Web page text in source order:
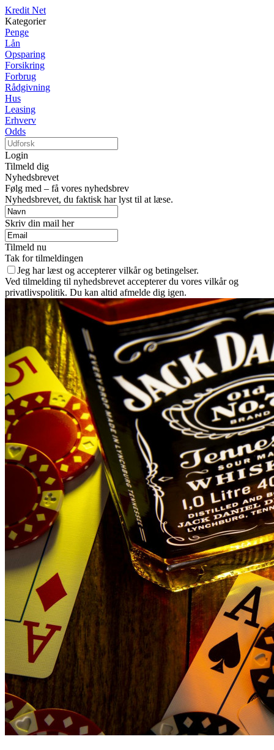
Kredit Net
Kategorier
Penge
Lån
Opsparing
Forsikring
Forbrug
Rådgivning
Hus
Leasing
Erhverv
Odds
Login
Tilmeld dig
Nyhedsbrevet
Følg med – få vores nyhedsbrev
Nyhedsbrevet, du faktisk har lyst til at læse.
Skriv din mail her
Tilmeld nu
Tak for tilmeldingen
Jeg har læst og accepterer vilkår og betingelser.
Ved tilmelding til nyhedsbrevet accepterer du vores vilkår og
privatlivspolitik. Du kan altid afmelde dig igen.